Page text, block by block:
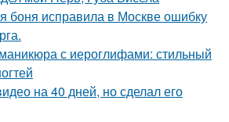
боня исправила в Москве ошибку
с иероглифами: стильный
на 40 дней, но сделал его